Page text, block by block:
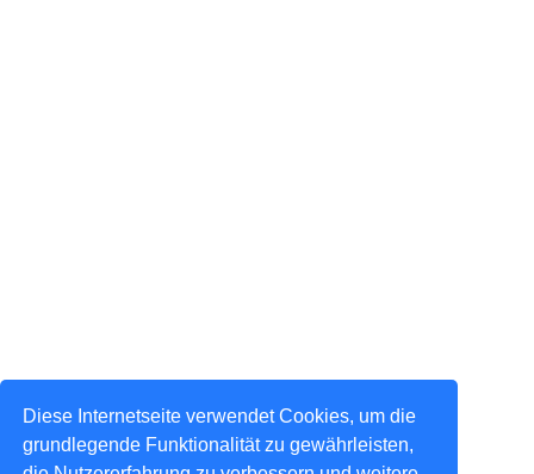
Diese Internetseite verwendet Cookies, um die
grundlegende Funktionalität zu gewährleisten,